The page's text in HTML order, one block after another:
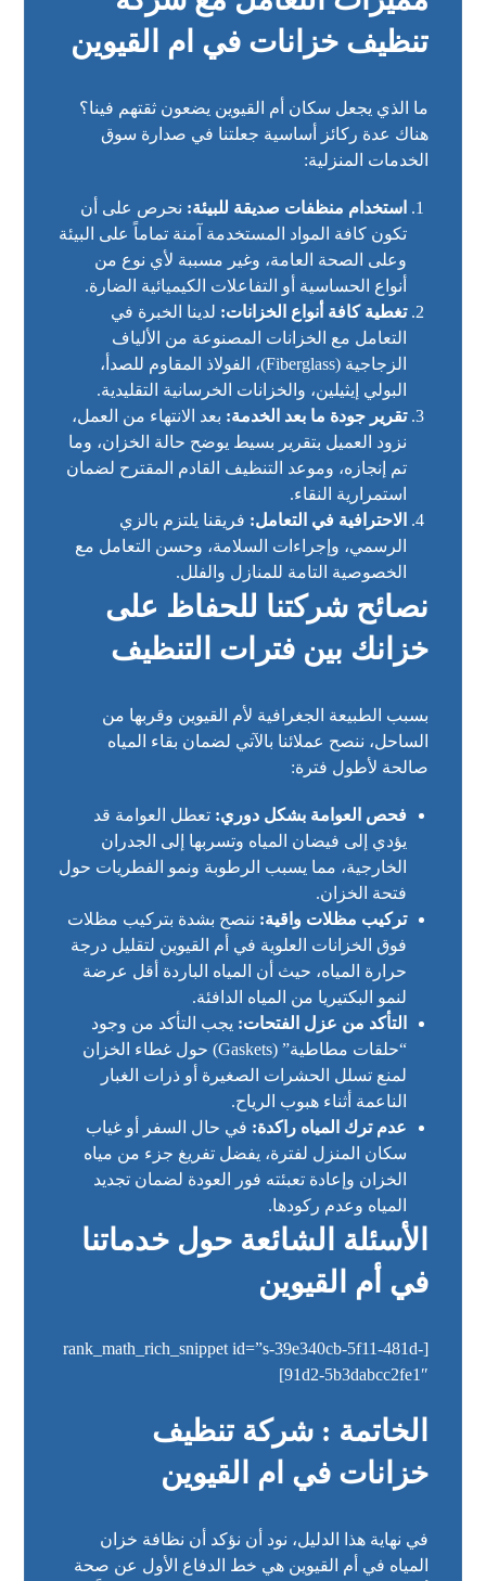
تنظيف خزانات في ام القيوين
ما الذي يجعل سكان أم القيوين يضعون ثقتهم فينا؟
هناك عدة ركائز أساسية جعلتنا في صدارة سوق
الخدمات المنزلية:
استخدام منظفات صديقة للبيئة: نحرص على أن
تكون كافة المواد المستخدمة آمنة تماماً على البيئة
وعلى الصحة العامة، وغير مسببة لأي نوع من
أنواع الحساسية أو التفاعلات الكيميائية الضارة.
تغطية كافة أنواع الخزانات: لدينا الخبرة في
التعامل مع الخزانات المصنوعة من الألياف
الزجاجية (Fiberglass)، الفولاذ المقاوم للصدأ،
البولي إيثيلين، والخزانات الخرسانية التقليدية.
تقرير جودة ما بعد الخدمة: بعد الانتهاء من العمل،
نزود العميل بتقرير بسيط يوضح حالة الخزان، وما
تم إنجازه، وموعد التنظيف القادم المقترح لضمان
استمرارية النقاء.
الاحترافية في التعامل: فريقنا يلتزم بالزي
الرسمي، وإجراءات السلامة، وحسن التعامل مع
الخصوصية التامة للمنازل والفلل.
نصائح شركتنا للحفاظ على
خزانك بين فترات التنظيف
بسبب الطبيعة الجغرافية لأم القيوين وقربها من
الساحل، ننصح عملائنا بالآتي لضمان بقاء المياه
صالحة لأطول فترة:
فحص العوامة بشكل دوري: تعطل العوامة قد
يؤدي إلى فيضان المياه وتسربها إلى الجدران
الخارجية، مما يسبب الرطوبة ونمو الفطريات حول
فتحة الخزان.
تركيب مظلات واقية: ننصح بشدة بتركيب مظلات
فوق الخزانات العلوية في أم القيوين لتقليل درجة
حرارة المياه، حيث أن المياه الباردة أقل عرضة
لنمو البكتيريا من المياه الدافئة.
التأكد من عزل الفتحات: يجب التأكد من وجود
“حلقات مطاطية” (Gaskets) حول غطاء الخزان
لمنع تسلل الحشرات الصغيرة أو ذرات الغبار
الناعمة أثناء هبوب الرياح.
عدم ترك المياه راكدة: في حال السفر أو غياب
سكان المنزل لفترة، يفضل تفريغ جزء من مياه
الخزان وإعادة تعبئته فور العودة لضمان تجديد
المياه وعدم ركودها.
الأسئلة الشائعة حول خدماتنا
في أم القيوين
[rank_math_rich_snippet id=”s-39e340cb-5f11-481d-
91d2-5b3dabcc2fe1″]
الخاتمة : شركة تنظيف
خزانات في ام القيوين
في نهاية هذا الدليل، نود أن نؤكد أن نظافة خزان
المياه في أم القيوين هي خط الدفاع الأول عن صحة